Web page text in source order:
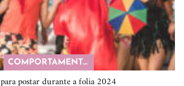
COMPORTAMENTO
postar durante a folia 2024